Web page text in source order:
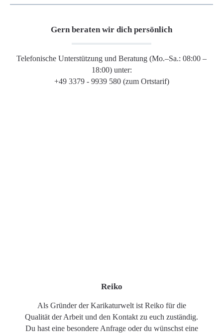
Gern beraten wir dich persönlich
Telefonische Unterstützung und Beratung (Mo.–Sa.: 08:00 –
18:00) unter:
+49 3379 - 9939 580 (zum Ortstarif)
Reiko
Als Gründer der Karikaturwelt ist Reiko für die
Qualität der Arbeit und den Kontakt zu euch zuständig.
Du hast eine besondere Anfrage oder du wünschst eine